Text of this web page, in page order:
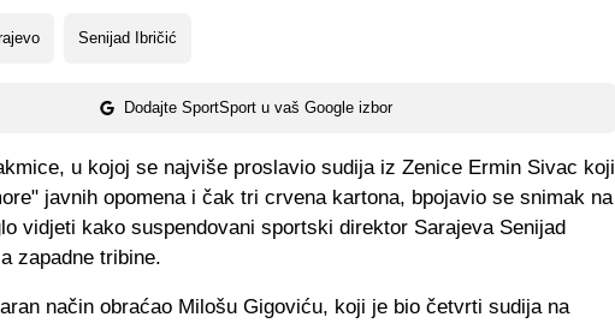
Senijad Ibričić
Dodajte SportSport u vaš Google izbor
u kojoj se najviše proslavio sudija iz Zenice Ermin Sivac koji
javnih opomena i čak tri crvena kartona, bpojavio se snimak na
vidjeti kako suspendovani sportski direktor Sarajeva Senijad
zapadne tribine.
način obraćao Milošu Gigoviću, koji je bio četvrti sudija na